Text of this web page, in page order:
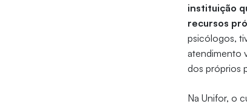
instituição
recursos
psicólogos,
atendimento
dos próprios
Na Unifor, o